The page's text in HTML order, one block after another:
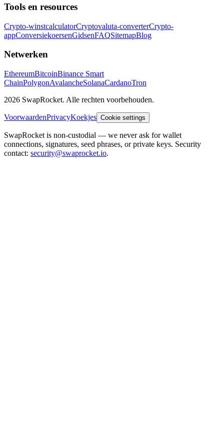
Tools en resources
Crypto-winstcalculatorCryptovaluta-converterCrypto-
appConversiekoersenGidsenFAQSitemapBlog
Netwerken
EthereumBitcoinBinance Smart
ChainPolygonAvalancheSolanaCardanoTron
2026 SwapRocket. Alle rechten voorbehouden.
VoorwaardenPrivacyKoekjes Cookie settings
SwapRocket is non-custodial — we never ask for wallet
connections, signatures, seed phrases, or private keys. Security
contact: security@swaprocket.io.